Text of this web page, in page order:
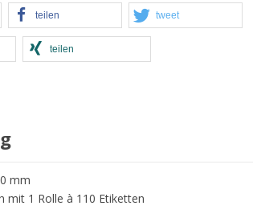
teilen tweet
teilen
mm
mit 1 Rolle à 110 Etiketten